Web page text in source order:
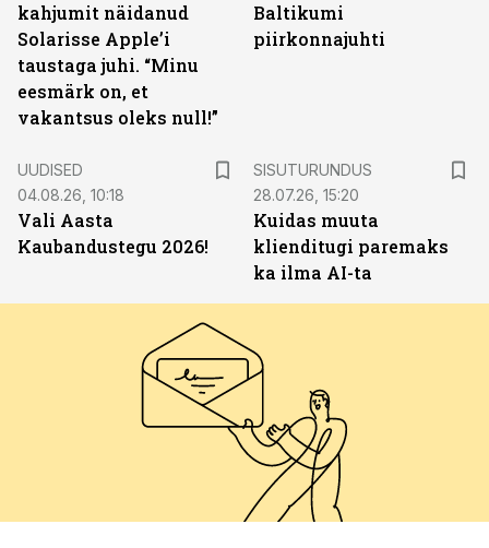
kahjumit näidanud
Solarisse Apple’i
taustaga juhi. “Minu
eesmärk on, et
vakantsus oleks null!”
Baltikumi
piirkonnajuhti
UUDISED
04.08.26, 10:18
Vali Aasta
Kaubandustegu 2026!
SISUTURUNDUS
28.07.26, 15:20
Kuidas muuta
klienditugi paremaks
ka ilma AI-ta